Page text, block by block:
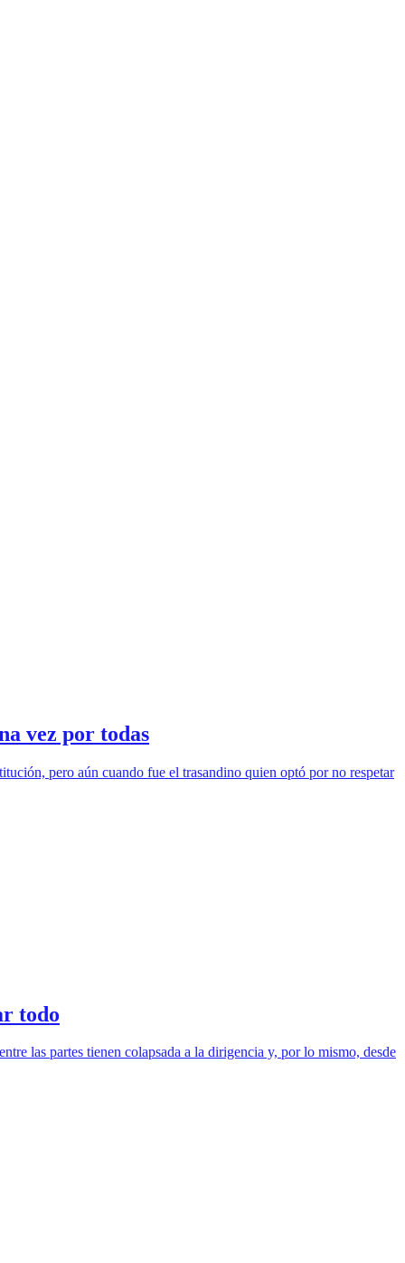
vez por todas
pero aún cuando fue el trasandino quien optó por no respetar
todo
las partes tienen colapsada a la dirigencia y, por lo mismo, desde